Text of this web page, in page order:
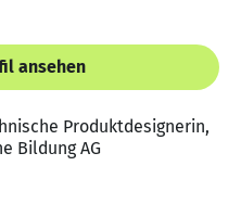
ansehen
Produktdesignerin,
Bildung AG